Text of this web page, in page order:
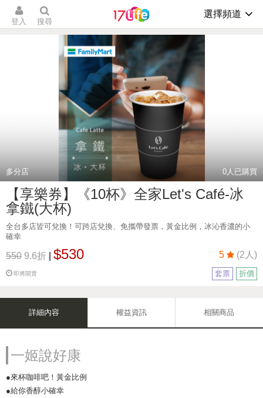
登入 搜尋
選擇頻道
多分店 0人已購買
【享樂券】《10杯》全家Let's Café-冰
拿鐵(大杯)
全台多店皆可兌換！可跨店兌換、免攜帶發票，黃金比例，冰沁香濃的小
確幸
550 9.6折 $530 5 (2人)
即將開賣 折價
套票
詳細內容 權益資訊 相關商品
一姬說好康
●來杯咖啡吧！黃金比例
●給你香醇小確幸